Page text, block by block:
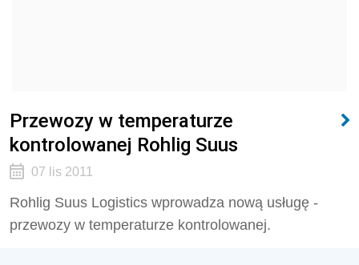
Przewozy w temperaturze
kontrolowanej Rohlig Suus
07 lis 2011
Rohlig Suus Logistics wprowadza nową usługę -
przewozy w temperaturze kontrolowanej.